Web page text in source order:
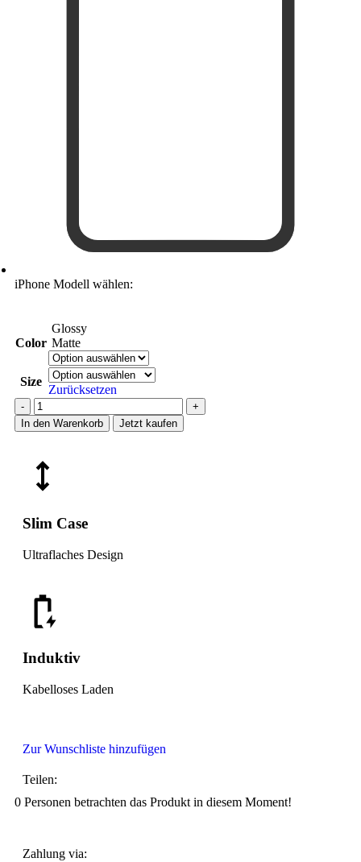
iPhone Modell wählen:
Color
Glossy
Matte
Size
Zurücksetzen
In den Warenkorb Jetzt kaufen
Slim Case
Ultraflaches Design
Induktiv
Kabelloses Laden
Zur Wunschliste hinzufügen
Teilen:
0 Personen betrachten das Produkt in diesem Moment!
Zahlung via: